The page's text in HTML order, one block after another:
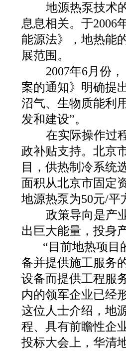
地源热泵技术
息息相关。于2006
能源法》，地热能
展范围。
2007年6月份
案的通知》明确提
沼气、生物质能利
发和建设”。
在实际操作过
政补贴支持。北京
目，供热制冷系统
面积从北京市固定
地源热泵为50元/平
政策导向是产
出巨大能量，投身
“目前地热项目
备并提供施工服务
设备而提供工程服
内的领军企业已经
这位人士介绍，地
程、具有前瞻性企
投标大会上，华清